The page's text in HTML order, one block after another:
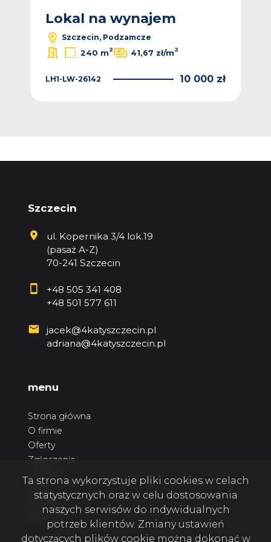
Lokal na wynajem
Szczecin, Podzamcze
240 m2 41,67 zł/m2
LH1-LW-26142 10 000 zł
Szczecin
ul. Kopernika 3/4 lok.19
(pasaż A-Z)
70-241 Szczecin
+48 505 341 408
+48 501 577 611
jacek@4katyszczecin.pl
adriana@4katyszczecin.pl
menu
Strona główna
O firmie
Oferty
Zgłoszenia
Kontakt
Ta strona wykorzystuje pliki cookies w celach
statystycznych oraz w celu dostosowania
naszych serwisów do indywidualnych
potrzeb klientów. Zmiany ustawień
dotyczących plików cookie można dokonać w